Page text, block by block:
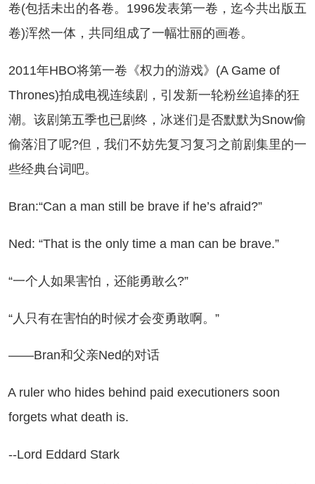
卷(包括未出的各卷。1996发表第一卷，迄今共出版五
卷)浑然一体，共同组成了一幅壮丽的画卷。
年HBO将第一卷《权力的游戏》(A Game of
Thrones)拍成电视连续剧，引发新一轮粉丝追捧的狂
潮。该剧第五季也已剧终，冰迷们是否默默为Snow偷
偷落泪了呢?但，我们不妨先复习复习之前剧集里的一
些经典台词吧。
a man still be brave if he’s afraid?”
“That is the only time a man can be brave.”
个人如果害怕，还能勇敢么?”
只有在害怕的时候才会变勇敢啊。”
和父亲Ned的对话
who hides behind paid executioners soon
forgets what death is.
Eddard Stark